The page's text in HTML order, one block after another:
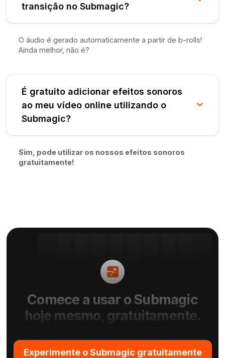
transição no Submagic?
O áudio é gerado automaticamente a partir de b-rolls!
Ainda melhor, não é?
É gratuito adicionar efeitos sonoros
ao meu vídeo online utilizando o
Submagic?
Sim, pode utilizar os nossos efeitos sonoros
gratuitamente!
Comece a usar o Submagic
hoje mesmo, gratuitamente.
Experimente o Submagic gratuitamente